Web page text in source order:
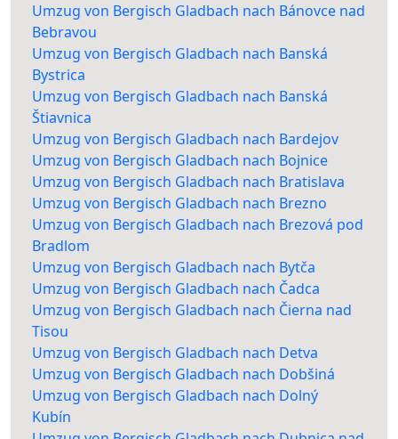
Umzug von Bergisch Gladbach nach Bánovce nad
Bebravou
Umzug von Bergisch Gladbach nach Banská
Bystrica
Umzug von Bergisch Gladbach nach Banská
Štiavnica
Umzug von Bergisch Gladbach nach Bardejov
Umzug von Bergisch Gladbach nach Bojnice
Umzug von Bergisch Gladbach nach Bratislava
Umzug von Bergisch Gladbach nach Brezno
Umzug von Bergisch Gladbach nach Brezová pod
Bradlom
Umzug von Bergisch Gladbach nach Bytča
Umzug von Bergisch Gladbach nach Čadca
Umzug von Bergisch Gladbach nach Čierna nad
Tisou
Umzug von Bergisch Gladbach nach Detva
Umzug von Bergisch Gladbach nach Dobšiná
Umzug von Bergisch Gladbach nach Dolný
Kubín